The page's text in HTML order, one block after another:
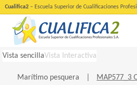
Cualifica2 – Escuela Superior de Cualificaciones
Vista sencillaVista Interactiva
Marítimo pesquera
MAP577_3